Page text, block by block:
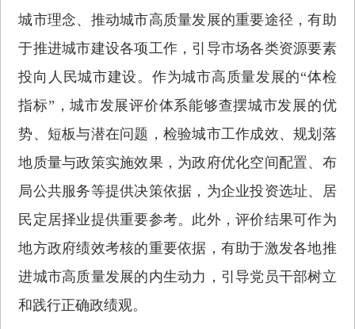
城市理念、推动城市高质量发展的重要途径，有助
于推进城市建设各项工作，引导市场各类资源要素
投向人民城市建设。作为城市高质量发展的“体检
指标”，城市发展评价体系能够查摆城市发展的优
势、短板与潜在问题，检验城市工作成效、规划落
地质量与政策实施效果，为政府优化空间配置、布
局公共服务等提供决策依据，为企业投资选址、居
民定居择业提供重要参考。此外，评价结果可作为
地方政府绩效考核的重要依据，有助于激发各地推
进城市高质量发展的内生动力，引导党员干部树立
和践行正确政绩观。